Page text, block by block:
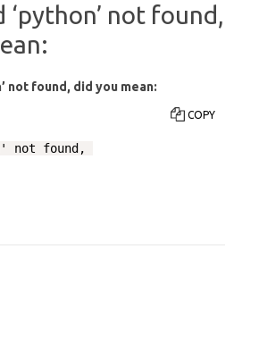
‘python’ not found,
not found, did you mean:
not found,
COPY